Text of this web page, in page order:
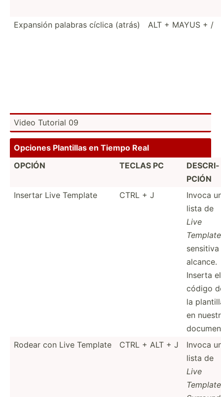
Expansión palabras cíclica (atrás) ALT + MAYUS + /
Video Tutorial 09
Opciones Plantillas en Tiempo Real
OPCIÓN
TECLAS PC
DESCRI­
PCIÓN
Insertar Live Template
CTRL + J
Invoca
lista de
Live
Template
sensitiva
alcance.
Inserta el
código
la
en
Rodear con Live Template
CTRL + ALT + J
Invoca
lista de
Live
Template